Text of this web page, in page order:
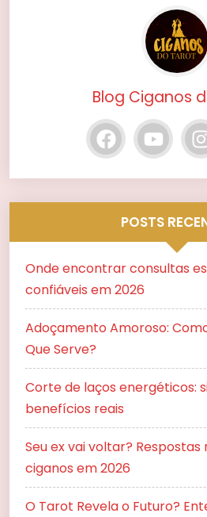
Blog Ciganos
POSTS
Onde encontrar consultas
confiáveis em 2026
Adoçamento Amoroso:
Que Serve?
Corte de laços energéticos:
benefícios reais
Seu ex vai voltar?
ciganos em 2026
O Tarot Revela o Futuro?